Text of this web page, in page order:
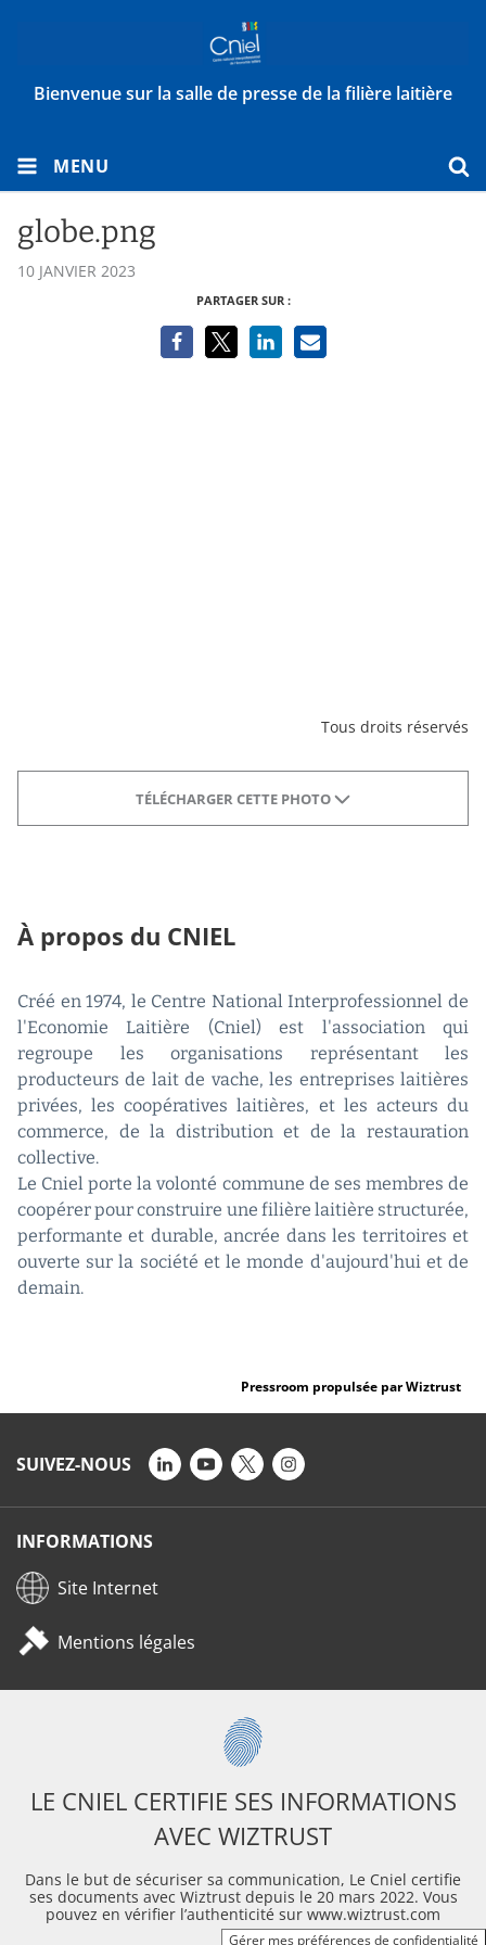
Bienvenue sur la salle de presse de la filière laitière
MENU
globe.png
10 JANVIER 2023
PARTAGER SUR :
Tous droits réservés
TÉLÉCHARGER CETTE PHOTO
À propos du CNIEL
Créé en 1974, le Centre National Interprofessionnel de
l'Economie Laitière (Cniel) est l'association qui
regroupe les organisations représentant les
producteurs de lait de vache, les entreprises laitières
privées, les coopératives laitières, et les acteurs du
commerce, de la distribution et de la restauration
collective.
Le Cniel porte la volonté commune de ses membres de
coopérer pour construire une filière laitière structurée,
performante et durable, ancrée dans les territoires et
ouverte sur la société et le monde d'aujourd'hui et de
demain.
Pressroom propulsée par Wiztrust
SUIVEZ-NOUS
INFORMATIONS
Site Internet
Mentions légales
LE CNIEL CERTIFIE SES INFORMATIONS
AVEC WIZTRUST
Dans le but de sécuriser sa communication, Le Cniel certifie
ses documents avec Wiztrust depuis le 20 mars 2022. Vous
pouvez en vérifier l’authenticité sur www.wiztrust.com
Gérer mes préférences de confidentialité